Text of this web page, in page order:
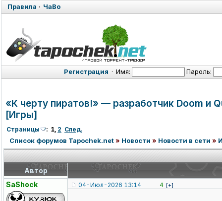
Правила · ЧаВо
Регистрация · Имя: Пароль:
«К черту пиратов!» — разработчик Doom и
[Игры]
Страницы : 1, 2 След.
Список форумов Tapochek.net» Новости » Новости в сети »
Автор
SaShock
04-Июл-2026 13:14 4 [+]